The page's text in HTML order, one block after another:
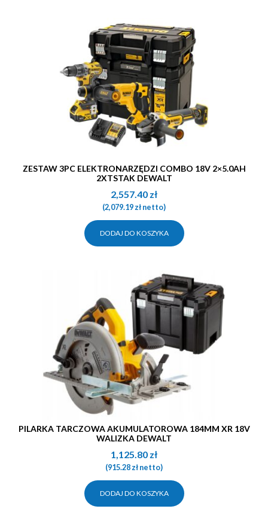
ZESTAW 3PC ELEKTRONARZĘDZI COMBO 18V 2×5.0AH
2XTSTAK DEWALT
2,557.40 zł
(2,079.19złnetto)
DODAJ DO KOSZYKA
PILARKA TARCZOWA AKUMULATOROWA 184MM XR 18V
WALIZKA DEWALT
1,125.80 zł
(915.28złnetto)
DODAJ DO KOSZYKA